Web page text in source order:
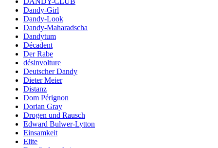
Dandy-Girl
Dandy-Look
Dandy-Maharadscha
Dandytum
Décadent
Der Rabe
désinvolture
Deutscher Dandy
Dieter Meier
Distanz
Dom Pérignon
Dorian Gray
Drogen und Rausch
Edward Bulwer-Lytton
Einsamkeit
Elite